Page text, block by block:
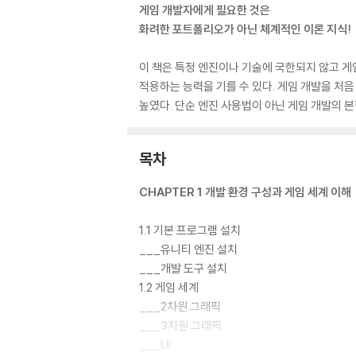
게임 개발자에게 필요한 것은
화려한 포트폴리오가 아닌 체계적인 이론 지식!
이 책은 특정 엔진이나 기술에 국한되지 않고
적용하는 능력을 기를 수 있다. 게임 개발을 처
높였다. 단순 엔진 사용법이 아닌 게임 개발의
목차
CHAPTER 1 개발 환경 구성과 게임 세계 이해
1.1 기본 프로그램 설치
___유니티 엔진 설치
___개발 도구 설치
1.2 게임 세계
___2차원 그래픽
___3차원 그래픽
___UI